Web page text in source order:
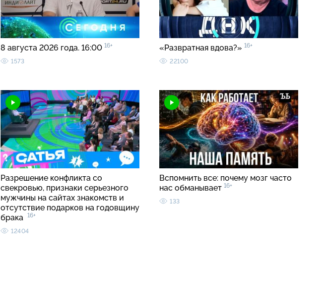
8 августа 2026 года. 16:00 16+
1573
«Развратная вдова?» 16+
22100
Разрешение конфликта со
свекровью, признаки серьезного
мужчины на сайтах знакомств и
отсутствие подарков на годовщину
брака 16+
12404
Вспомнить все: почему мозг часто
нас обманывает 16+
133